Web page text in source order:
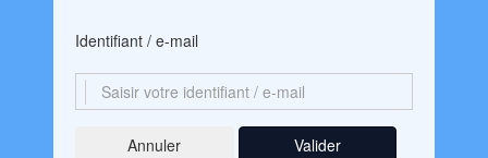
Identifiant / e-mail
Valider